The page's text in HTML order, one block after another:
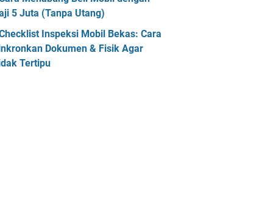
5 Juta (Tanpa Utang)
Inspeksi Mobil Bekas: Cara
Dokumen & Fisik Agar
Tertipu